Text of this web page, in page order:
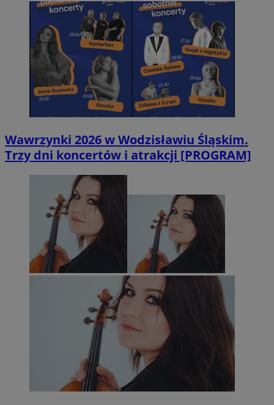
Wawrzynki 2026 w Wodzisławiu Śląskim.
Trzy dni koncertów i atrakcji [PROGRAM]